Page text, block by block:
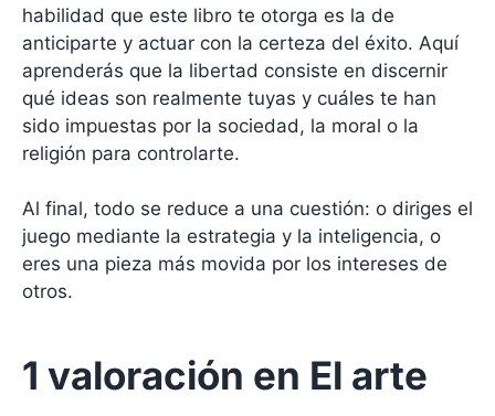
habilidad que este libro te otorga es la de
anticiparte y actuar con la certeza del éxito. Aquí
aprenderás que la libertad consiste en discernir
qué ideas son realmente tuyas y cuáles te han
sido impuestas por la sociedad, la moral o la
religión para controlarte.
Al final, todo se reduce a una cuestión: o diriges el
juego mediante la estrategia y la inteligencia, o
eres una pieza más movida por los intereses de
otros.
1 valoración en El arte